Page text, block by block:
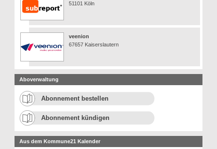
51101 Köln
veenion
67657 Kaiserslautern
Aboverwaltung
Abonnement bestellen
Abonnement kündigen
Aus dem Kommune21 Kalender